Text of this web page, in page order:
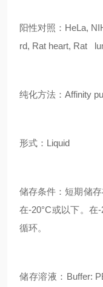
阳性对照：HeLa,
rd, Rat heart, Rat
纯化方法：Affinity
形式：Liquid
储存条件：短期储
在-20°C或以下。在
循环。
储存溶液：Buffer: